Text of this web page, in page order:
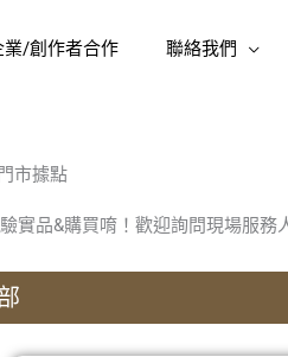
/創作者合作 聯絡我們
市據點
實品&購買唷！歡迎詢問現場服務